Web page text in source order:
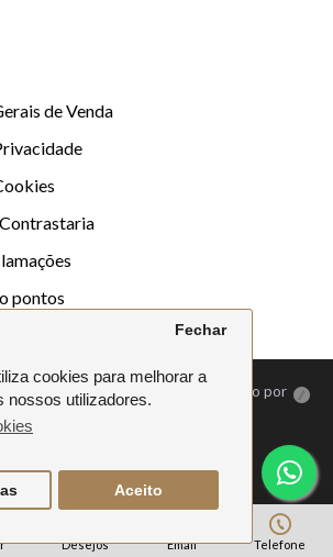
cookies para melhorar a
nossos utilizadores.
Fechar
Aceito
de Venda
pontos
os direitos reservados | Desenvolvido por
Desejos Email Telefone